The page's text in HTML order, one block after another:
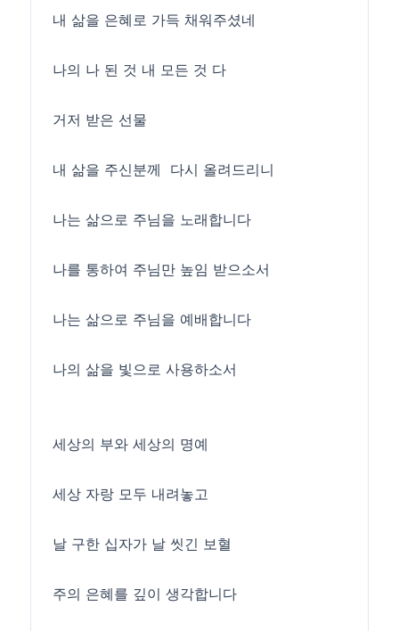
내 삶을 은혜로 가득 채워주셨네
나의 나 된 것 내 모든 것 다
거저 받은 선물
내 삶을 주신분께 다시 올려드리니
나는 삶으로 주님을 노래합니다
나를 통하여 주님만 높임 받으소서
나는 삶으로 주님을 예배합니다
나의 삶을 빛으로 사용하소서
세상의 부와 세상의 명예
세상 자랑 모두 내려놓고
날 구한 십자가 날 씻긴 보혈
주의 은혜를 깊이 생각합니다